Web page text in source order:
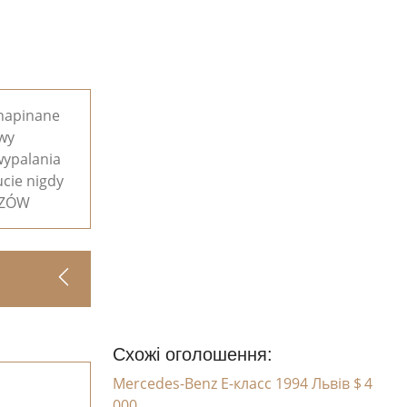
nigdy
Схожі оголошення:
Mercedes-Benz E-класс 1994 Львів $ 4